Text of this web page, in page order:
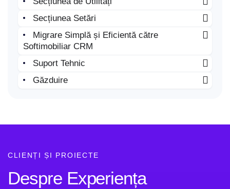
Secțiunea Setări
Migrare Simplă și Eficientă către
Softimobiliar CRM
Suport Tehnic
Găzduire
CLIENȚI ȘI PROIECTE
Despre Experiența